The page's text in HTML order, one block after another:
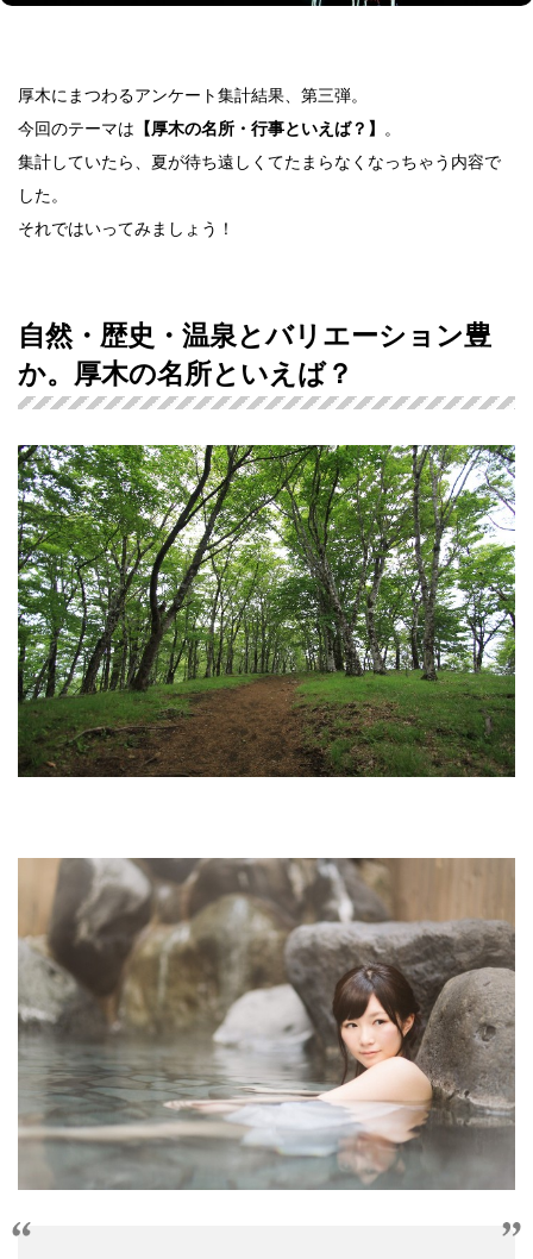
厚木にまつわるアンケート集計結果、第三弾。
今回のテーマは 【厚木の名所・行事といえば？】 。
集計していたら、夏が待ち遠しくてたまらなくなっちゃう内容で
した。
それではいってみましょう！
自然・歴史・温泉とバリエーション豊
か。厚木の名所といえば？